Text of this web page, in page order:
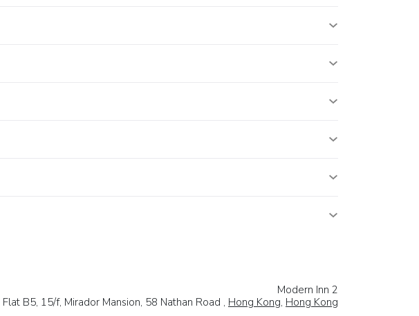
Modern Inn 2
Flat B5, 15/f, Mirador Mansion, 58 Nathan Road , Hong Kong, Hong Kong